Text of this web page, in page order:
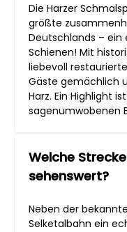
Die Harzer
größte
Deutschlands – ein
Schienen! Mit
liebevoll
Gäste gemächlich
Harz. Ein Highlight
sagenumwobenen
Welche
sehenswert?
Neben der
Selketalbahn ein